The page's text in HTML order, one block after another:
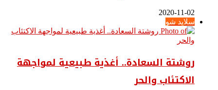
2020-11-02
سلايد شو
روشتة السعادة.. أغذية طبيعية لمواجهة
الاكتئاب والحر